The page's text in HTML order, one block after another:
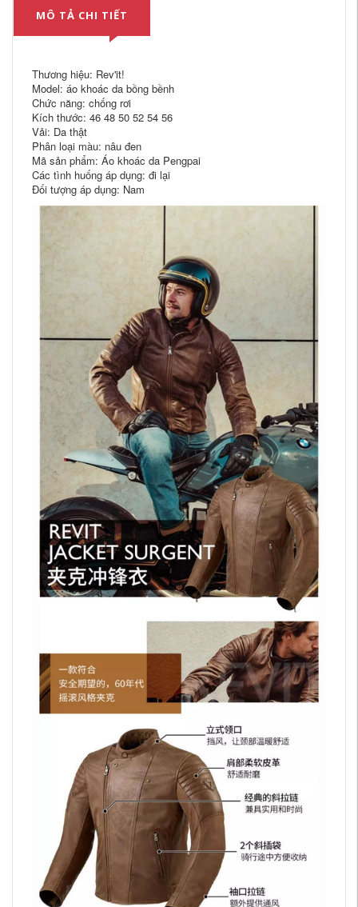
MÔ TẢ CHI TIẾT
Thương hiệu: Rev'it!
Model: áo khoác da bồng bềnh
Chức năng: chống rơi
Kích thước: 46 48 50 52 54 56
Vải: Da thật
Phân loại màu: nâu đen
Mã sản phẩm: Áo khoác da Pengpai
Các tình huống áp dụng: đi lại
Đối tượng áp dụng: Nam